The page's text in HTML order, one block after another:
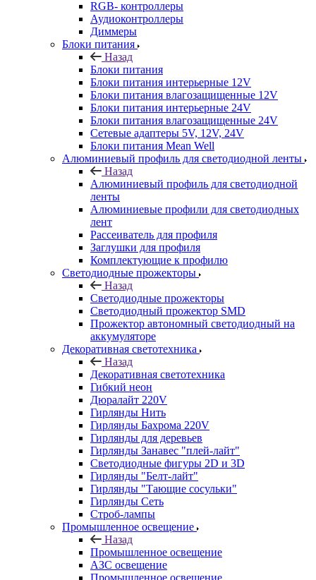
RGB- контроллеры
Аудиоконтроллеры
Диммеры
Блоки питания
Назад
Блоки питания
Блоки питания интерьерные 12V
Блоки питания влагозащищенные 12V
Блоки питания интерьерные 24V
Блоки питания влагозащищенные 24V
Сетевые адаптеры 5V, 12V, 24V
Блоки питания Mean Well
Алюминиевый профиль для светодиодной ленты
Назад
Алюминиевый профиль для светодиодной
ленты
Алюминиевые профили для светодиодных
лент
Рассеиватель для профиля
Заглушки для профиля
Комплектующие к профилю
Светодиодные прожекторы
Назад
Светодиодные прожекторы
Светодиодный прожектор SMD
Прожектор автономный светодиодный на
аккумуляторе
Декоративная светотехника
Назад
Декоративная светотехника
Гибкий неон
Дюралайт 220V
Гирлянды Нить
Гирлянды Бахрома 220V
Гирлянды для деревьев
Гирлянды Занавес "плей-лайт"
Светодиодные фигуры 2D и 3D
Гирлянды "Белт-лайт"
Гирлянды "Тающие сосульки"
Гирлянды Сеть
Строб-лампы
Промышленное освещение
Назад
Промышленное освещение
АЗС освещение
Промышленное освещение